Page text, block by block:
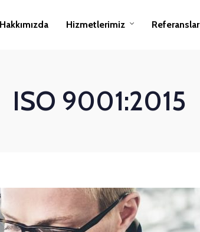
Hakkımızda Hizmetlerimiz Referanslar
ISO 9001:2015